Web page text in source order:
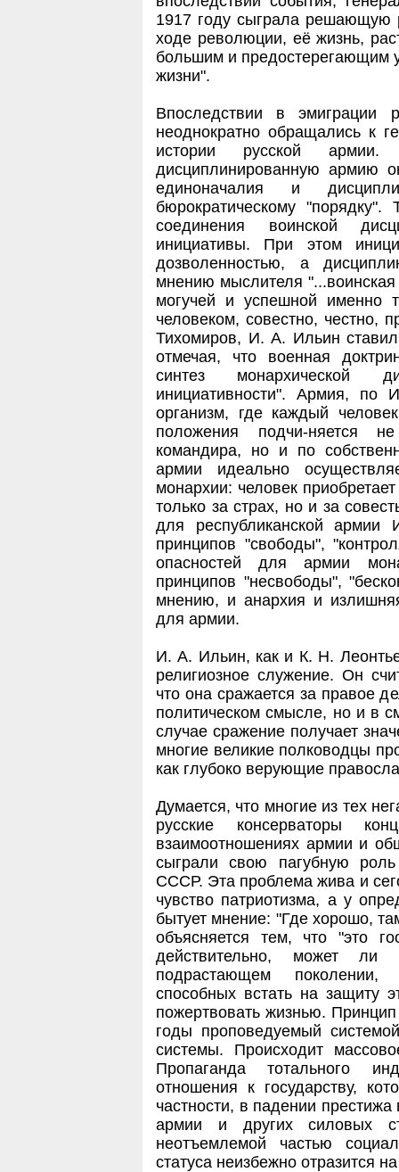
1917 году сыграла решающую
ходе революции, её жизнь,
большим и предостерегающим
жизни".
Впоследствии в эмиграции
неоднократно обращались к
истории русской
дисциплинированную армию
единоначалия и
бюрократическому
соединения воинской
инициативы. При этом
дозволенностью, а
мнению мыслителя
могучей и успешной именно
человеком, совестно, честно,
Тихомиров, И. А. Ильин
отмечая, что военная
синтез монархической
инициативности". Армия, по
организм, где каждый
положения подчи-няется
командира, но и по
армии идеально
монархии: человек
только за страх, но и за
для республиканской армии
принципов "свободы",
опасностей для армии
принципов "несвободы",
мнению, и анархия и
для армии.
И. А. Ильин, как и К. Н.
религиозное служение. Он
что она сражается за правое
политическом смысле, но и в
случае сражение получает
многие великие полководцы
как глубоко верующие
Думается, что многие из тех
русские
взаимоотношениях армии и
сыграли свою пагубную
СССР. Эта проблема жива и
чувство патриотизма, а у
бытует мнение: "Где хорошо,
объясняется тем, что "это
действительно, может ли
подрастающем поколении,
способных встать на защиту
пожертвовать жизнью.
годы проповедуемый
системы. Происходит
Пропаганда тотального
отношения к государству,
частности, в падении
армии и других силовых
неотъемлемой частью
статуса неизбежно отразится